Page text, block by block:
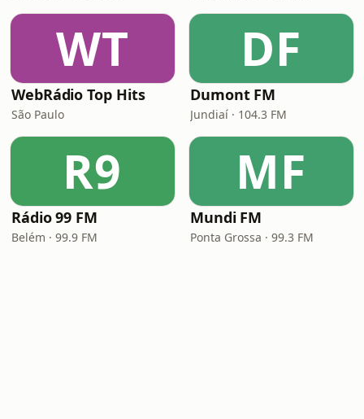
WT
WebRádio Top Hits
São Paulo
DF
Dumont FM
Jundiaí · 104.3 FM
R9
Rádio 99 FM
Belém · 99.9 FM
MF
Mundi FM
Ponta Grossa · 99.3 FM